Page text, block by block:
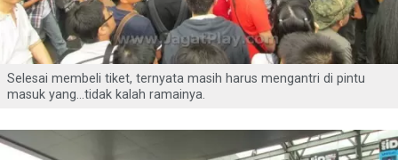
Selesai membeli tiket, ternyata masih harus mengantri di pintu
masuk yang…tidak kalah ramainya.